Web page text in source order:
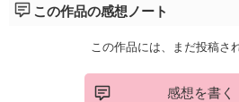
この作品の感想ノート
この作品には、まだ投稿さ
感想を書く